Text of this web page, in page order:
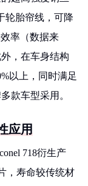
轮胎帘线，可降
率（数据来
，在车身结构
以上，同时满足
款车型采用。
应用
718衍生产
，寿命较传统材